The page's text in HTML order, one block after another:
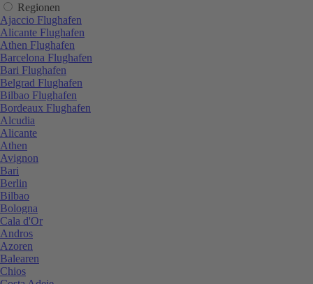
Regionen
Ajaccio Flughafen
Alicante Flughafen
Athen Flughafen
Barcelona Flughafen
Bari Flughafen
Belgrad Flughafen
Bilbao Flughafen
Bordeaux Flughafen
Alcudia
Alicante
Athen
Avignon
Bari
Berlin
Bilbao
Bologna
Cala d'Or
Andros
Azoren
Balearen
Chios